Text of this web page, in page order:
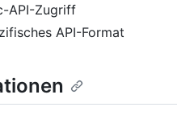
API-Zugriff
API-Format